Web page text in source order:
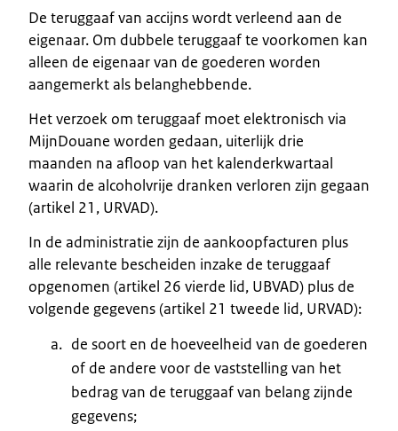
De teruggaaf van accijns wordt verleend aan de
eigenaar. Om dubbele teruggaaf te voorkomen kan
alleen de eigenaar van de goederen worden
aangemerkt als belanghebbende.
Het verzoek om teruggaaf moet elektronisch via
MijnDouane worden gedaan, uiterlijk drie
maanden na afloop van het kalenderkwartaal
waarin de alcoholvrije dranken verloren zijn gegaan
(artikel 21, URVAD).
In de administratie zijn de aankoopfacturen plus
alle relevante bescheiden inzake de teruggaaf
opgenomen (artikel 26 vierde lid, UBVAD) plus de
volgende gegevens (artikel 21 tweede lid, URVAD):
de soort en de hoeveelheid van de goederen
of de andere voor de vaststelling van het
bedrag van de teruggaaf van belang zijnde
gegevens;